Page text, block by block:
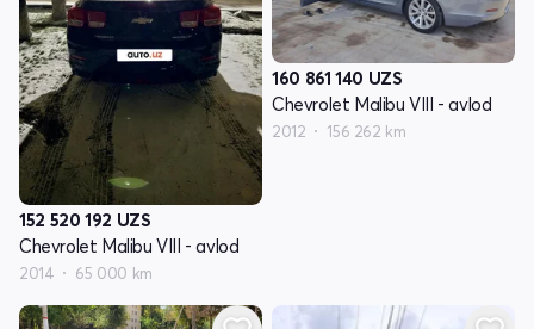
152 520 192 UZS
Chevrolet Malibu VIII - avlod
2014 65 000 km
160 861 140 UZS
Chevrolet Malibu VIII - avlod
2012 156 262 km